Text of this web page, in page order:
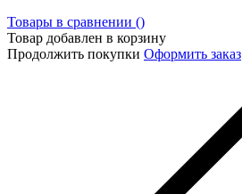
Товары в сравнении ()
Товар добавлен в корзину
Продолжить покупки Оформить заказ